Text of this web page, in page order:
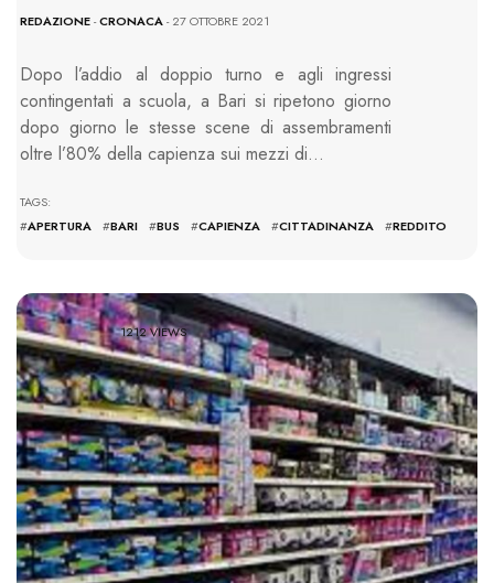
REDAZIONE-CRONACA- 27 OTTOBRE 2021
Dopo l’addio al doppio turno e agli ingressi
contingentati a scuola, a Bari si ripetono giorno
dopo giorno le stesse scene di assembramenti
oltre l’80% della capienza sui mezzi di…
TAGS:
#APERTURA #BARI #BUS #CAPIENZA #CITTADINANZA #REDDITO
1212 VIEWS